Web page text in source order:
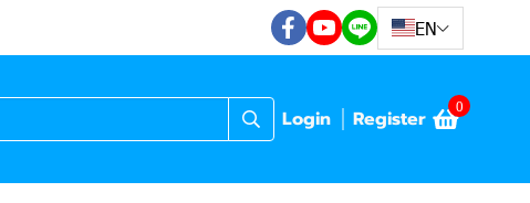
EN
Login Register 0